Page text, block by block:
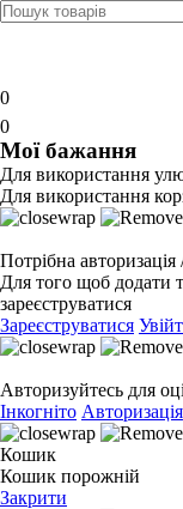
0
0
Мої бажання
Для використання
Для використання
Потрібна авторизація
Для того щоб додати
зареєструватися
Зареєструватися
Авторизуйтесь для
Інкогніто Авторизація
Кошик
Кошик порожній
Закрити